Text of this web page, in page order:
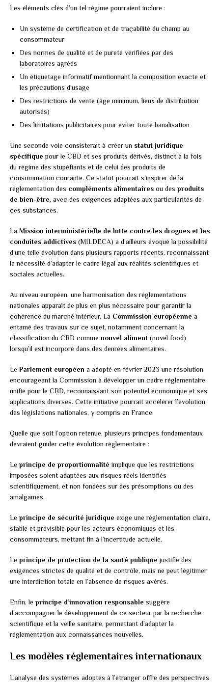
Les éléments clés d’un tel régime pourraient inclure :
Un système de certification et de traçabilité du champ au
consommateur
Des normes de qualité et de pureté vérifiées par des
laboratoires agréés
Un étiquetage informatif mentionnant la composition exacte et
les précautions d’usage
Des restrictions de vente (âge minimum, lieux de distribution
autorisés)
Des limitations publicitaires pour éviter toute banalisation
Une seconde voie consisterait à créer un statut juridique
spécifique pour le CBD et ses produits dérivés, distinct à la fois
du régime des stupéfiants et de celui des produits de
consommation courante. Ce statut pourrait s’inspirer de la
réglementation des compléments alimentaires ou des produits
de bien-être, avec des exigences adaptées aux particularités de
ces substances.
La Mission interministérielle de lutte contre les drogues et les
conduites addictives (MILDECA) a d’ailleurs évoqué la possibilité
d’une telle évolution dans plusieurs rapports récents, reconnaissant
la nécessité d’adapter le cadre légal aux réalités scientifiques et
sociales actuelles.
Au niveau européen, une harmonisation des réglementations
nationales apparaît de plus en plus nécessaire pour garantir la
cohérence du marché intérieur. La Commission européenne a
entamé des travaux sur ce sujet, notamment concernant la
classification du CBD comme nouvel aliment (novel food)
lorsqu’il est incorporé dans des denrées alimentaires.
LeParlement européen a adopté en février 2023 une résolution
encourageant la Commission à développer un cadre réglementaire
unifié pour le CBD, reconnaissant son potentiel économique et ses
applications diverses. Cette initiative pourrait accélérer l’évolution
des législations nationales, y compris en France.
Quelle que soit l’option retenue, plusieurs principes fondamentaux
devraient guider cette évolution réglementaire :
Le principe de proportionnalité implique que les restrictions
imposées soient adaptées aux risques réels identifiés
scientifiquement, et non fondées sur des présomptions ou des
amalgames.
Le principe de sécurité juridique exige une réglementation claire,
stable et prévisible pour les acteurs économiques et les
consommateurs, mettant fin à l’incertitude actuelle.
Le principe de protection de la santé publique justifie des
exigences strictes de qualité et de contrôle, mais ne peut légitimer
une interdiction totale en l’absence de risques avérés.
Enfin, le principe d’innovation responsable suggère
d’accompagner le développement de ce secteur par la recherche
scientifique et la veille sanitaire, permettant d’adapter la
réglementation aux connaissances nouvelles.
Les modèles réglementaires internationaux
L’analyse des systèmes adoptés à l’étranger offre des perspectives